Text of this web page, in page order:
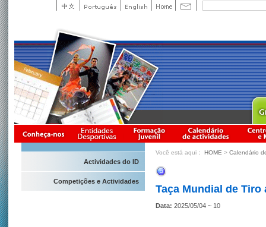
Actividades do ID
Competições e Actividades
Você está aqui： HOME > Calendário
Taça Mundial de Tiro
Data: 2025/05/04 ~ 10